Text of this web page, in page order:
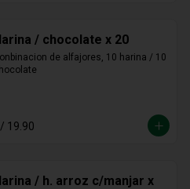
/ chocolate x 20
de alfajores, 10 harina / 10
19.90
/ h. arroz c/manjar x